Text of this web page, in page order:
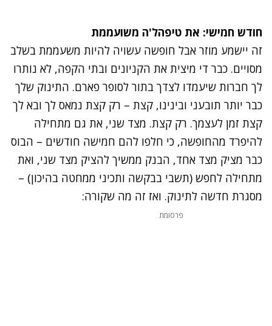
חודש חמישי: את טיפהל'ה משועממת
זה יישמע מוזר אבל חופשה עשויה להיות משעממת בשלב
מסויים. כבר די מיצית את הקניונים ובתי הקפה, לא נותרו
לך חברות שיעמדו לצדך בתור לסופר פארם. התינוק שלך
כבר יותר תובעני ובינינו, קצת – רק קצת נמאס לך ובא לך
קצת זמן לעצמך. רק קצת. מצד שני, את גם מתחילה
להיפרד מהחופשה, כי חלפו להם חמישה חודשים – הבוס
כבר מציק מצד אחד, הבנק ממשיך להציק מצד שני, ואת
מתחילה לחפש (תשבי בבקשה ותכיני ממחטה בהיכון) –
מסגרת חדשה לתינוק. ואז זה מה שקורה:
פרסומת